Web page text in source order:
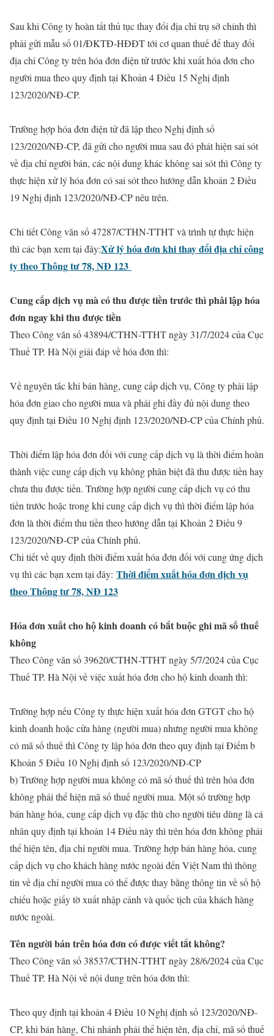
Sau khi Công ty hoàn tất thủ tục thay đổi địa chỉ trụ sở chính thì
phải gửi mẫu số 01/ĐKTĐ-HĐĐT tới cơ quan thuế để thay đổi
địa chỉ Công ty trên hóa đơn điện tử trước khi xuất hóa đơn cho
người mua theo quy định tại Khoản 4 Điều 15 Nghị định
123/2020/NĐ-CP.
Trường hợp hóa đơn điện tử đã lập theo Nghị định số
123/2020/NĐ-CP, đã gửi cho người mua sau đó phát hiện sai sót
về địa chỉ người bán, các nội dung khác không sai sót thì Công ty
thực hiện xử lý hóa đơn có sai sót theo hướng dẫn khoản 2 Điều
19 Nghị định 123/2020/NĐ-CP nêu trên.
Chi tiết Công văn số 47287/CTHN-TTHT và trình tự thực hiện
thì các bạn xem tại đây:Xử lý hóa đơn khi thay đổi địa chỉ công
ty theo Thông tư 78, NĐ 123
Cung cấp dịch vụ mà có thu được tiền trước thì phải lập hóa
đơn ngay khi thu được tiền
Theo Công văn số 43894/CTHN-TTHT ngày 31/7/2024 của Cục
Thuế TP. Hà Nội giải đáp về hóa đơn thì:
Về nguyên tắc khi bán hàng, cung cấp dịch vụ, Công ty phải lập
hóa đơn giao cho người mua và phải ghi đầy đủ nội dung theo
quy định tại Điều 10 Nghị định 123/2020/NĐ-CP của Chính phủ.
Thời điểm lập hóa đơn đối với cung cấp dịch vụ là thời điểm hoàn
thành việc cung cấp dịch vụ không phân biệt đã thu được tiền hay
chưa thu được tiền. Trường hợp người cung cấp dịch vụ có thu
tiền trước hoặc trong khi cung cấp dịch vụ thì thời điểm lập hóa
đơn là thời điểm thu tiền theo hướng dẫn tại Khoản 2 Điều 9
123/2020/NĐ-CP của Chính phủ.
Chi tiết về quy định thời điểm xuất hóa đơn đối với cung ứng dịch
vụ thì các bạn xem tại đây: Thời điểm xuất hóa đơn dịch vụ
theo Thông tư 78, NĐ 123
Hóa đơn xuất cho hộ kinh doanh có bắt buộc ghi mã số thuế
không
Theo Công văn số 39620/CTHN-TTHT ngày 5/7/2024 của Cục
Thuế TP. Hà Nội về việc xuất hóa đơn cho hộ kinh doanh thì:
Trường hợp nếu Công ty thực hiện xuất hóa đơn GTGT cho hộ
kinh doanh hoặc cửa hàng (người mua) nhưng người mua không
có mã số thuế thì Công ty lập hóa đơn theo quy định tại Điểm b
Khoản 5 Điều 10 Nghị định số 123/2020/NĐ-CP
b) Trường hợp người mua không có mã số thuế thì trên hóa đơn
không phải thể hiện mã số thuế người mua. Một số trường hợp
bán hàng hóa, cung cấp dịch vụ đặc thù cho người tiêu dùng là cá
nhân quy định tại khoản 14 Điều này thì trên hóa đơn không phải
thể hiện tên, địa chỉ người mua. Trường hợp bán hàng hóa, cung
cấp dịch vụ cho khách hàng nước ngoài đến Việt Nam thì thông
tin về địa chỉ người mua có thể được thay bằng thông tin về số hộ
chiếu hoặc giấy tờ xuất nhập cảnh và quốc tịch của khách hàng
nước ngoài.
Tên người bán trên hóa đơn có được viết tắt không?
Theo Công văn số 38537/CTHN-TTHT ngày 28/6/2024 của Cục
Thuế TP. Hà Nội về nội dung trên hóa đơn thì:
Theo quy định tại khoản 4 Điều 10 Nghị định số 123/2020/NĐ-
CP, khi bán hàng, Chi nhánh phải thể hiện tên, địa chỉ, mã số thuế